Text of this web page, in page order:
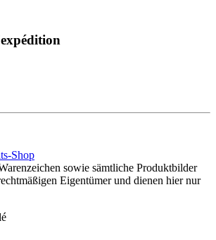
Shop
sowie sämtliche Produktbilder
Eigentümer und dienen hier nur